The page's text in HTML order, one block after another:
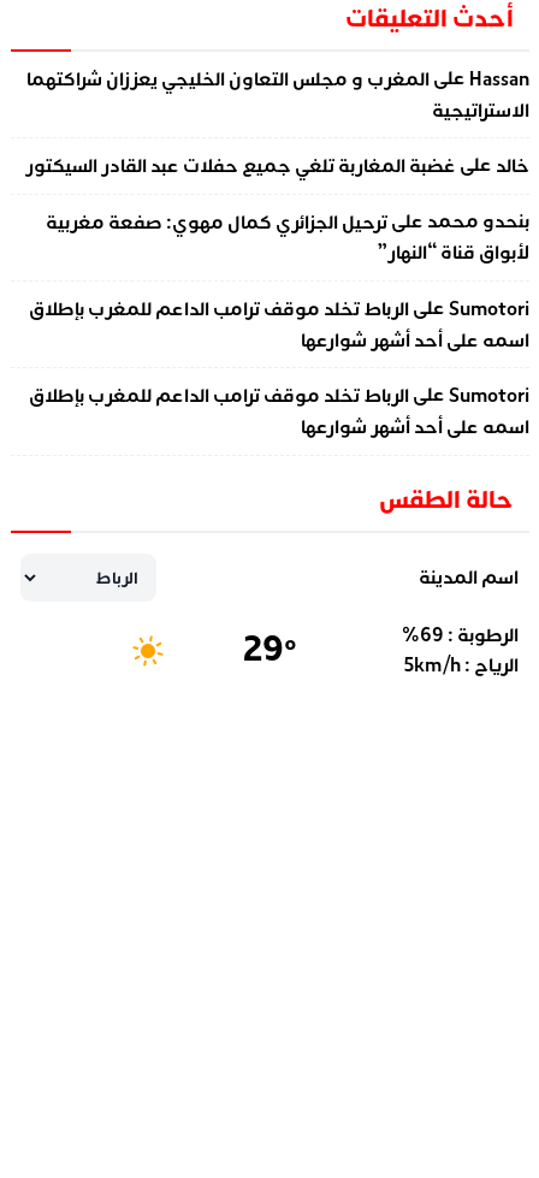
أحدث التعليقات
Hassan علىالمغرب و مجلس التعاون الخليجي يعززان شراكتهما
الاستراتيجية
خالد على غضبة المغاربة تلغي جميع حفلات عبد القادر السيكتور
بنحدو محمد علىترحيل الجزائري كمال مهوي: صفعة مغربية
لأبواق قناة “النهار”
Sumotoriعلىالرباط تخلد موقف ترامب الداعم للمغرب بإطلاق
اسمه على أحد أشهر شوارعها
Sumotoriعلىالرباط تخلد موقف ترامب الداعم للمغرب بإطلاق
اسمه على أحد أشهر شوارعها
حالة الطقس
اسم المدينة
الرطوبة : 69
%
الرياح :
5km/h
29°